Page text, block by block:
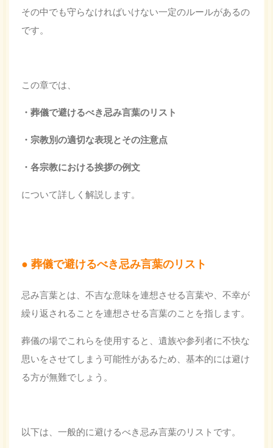
その中でも守らなければいけない一定のルールがあるの
です。
この章では、
・葬儀で避けるべき忌み言葉のリスト
・宗教別の適切な表現とその注意点
・各宗教における挨拶の例文
について詳しく解説します。
葬儀で避けるべき忌み言葉のリスト
忌み言葉とは、不吉な意味を連想させる言葉や、不幸が
繰り返されることを連想させる言葉のことを指します。
葬儀の場でこれらを使用すると、遺族や参列者に不快な
思いをさせてしまう可能性があるため、基本的には避け
る方が無難でしょう。
以下は、一般的に避けるべき忌み言葉のリストです。